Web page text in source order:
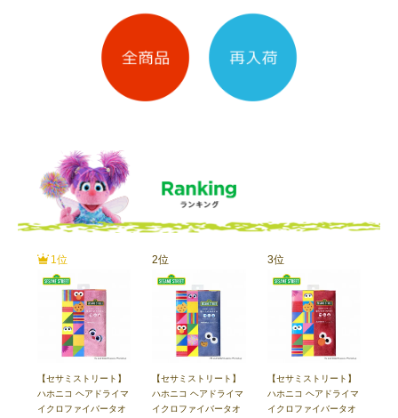
【セサミストリート】
ハホニコ ヘアドライマ
イクロファイバータオ
【セサミストリート】
ハホニコ ヘアドライマ
イクロファイバータオ
【セサミストリート】
ハホニコ ヘアドライマ
イクロファイバータオ